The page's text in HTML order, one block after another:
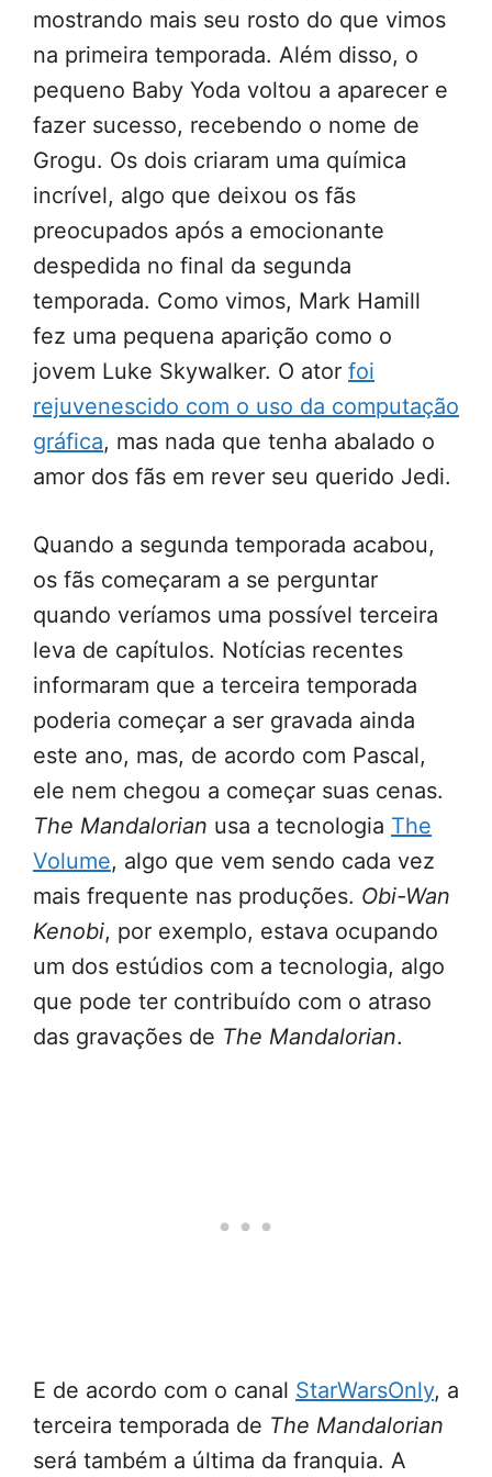
mostrando mais seu rosto do que vimos
na primeira temporada. Além disso, o
pequeno Baby Yoda voltou a aparecer e
fazer sucesso, recebendo o nome de
Grogu. Os dois criaram uma química
incrível, algo que deixou os fãs
preocupados após a emocionante
despedida no final da segunda
temporada. Como vimos, Mark Hamill
fez uma pequena aparição como o
jovem Luke Skywalker. O ator foi
rejuvenescido com o uso da computação
gráfica, mas nada que tenha abalado o
amor dos fãs em rever seu querido Jedi.
Quando a segunda temporada acabou,
os fãs começaram a se perguntar
quando veríamos uma possível terceira
leva de capítulos. Notícias recentes
informaram que a terceira temporada
poderia começar a ser gravada ainda
este ano, mas, de acordo com Pascal,
ele nem chegou a começar suas cenas.
The Mandalorian usa a tecnologia The
Volume, algo que vem sendo cada vez
mais frequente nas produções. Obi-Wan
Kenobi, por exemplo, estava ocupando
um dos estúdios com a tecnologia, algo
que pode ter contribuído com o atraso
das gravações de The Mandalorian.
E de acordo com o canal StarWarsOnly, a
terceira temporada de The Mandalorian
será também a última da franquia. A